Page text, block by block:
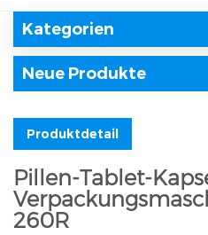
Kategorien
Neue Produkte
Produktdetail
Pillen-Tablet-
260R